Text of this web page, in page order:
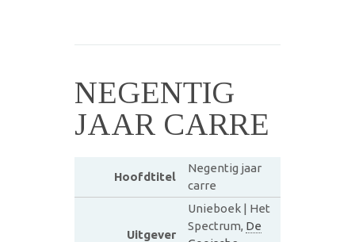
NEGENTIG
JAAR CARRE
Hoofdtitel
Negentig jaar
carre
Uitgever
Unieboek | Het
Spectrum, De